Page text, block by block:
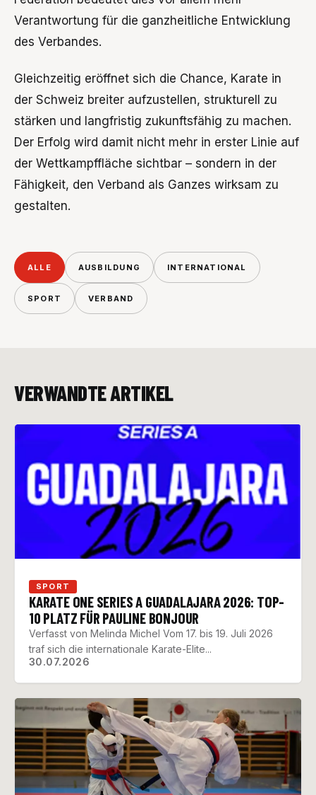
Verantwortung für die ganzheitliche Entwicklung
des Verbandes.
Gleichzeitig eröffnet sich die Chance, Karate in
der Schweiz breiter aufzustellen, strukturell zu
stärken und langfristig zukunftsfähig zu machen.
Der Erfolg wird damit nicht mehr in erster Linie auf
der Wettkampffläche sichtbar – sondern in der
Fähigkeit, den Verband als Ganzes wirksam zu
gestalten.
ALLE AUSBILDUNG INTERNATIONAL
SPORT VERBAND
VERWANDTE ARTIKEL
SPORT
30.07.2026
KARATE ONE SERIES A GUADALAJARA 2026: TOP-
10 PLATZ FÜR PAULINE BONJOUR
Verfasst von Melinda Michel Vom 17. bis 19. Juli 2026
traf sich die internationale Karate-Elite...